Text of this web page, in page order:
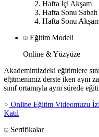
Hafta İçi Akşam
Hafta Sonu Sabah
Hafta Sonu
Eğitim Modeli
Online & Yüzyüze
Akademimizdeki eğitimlere
eğitmenimiz derste iken aynı
sınıf ortamıyla aynı sürede
Online Eğitim Videomuzu
Katıl
Sertifikalar